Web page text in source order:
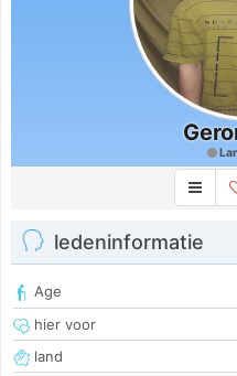
ledeninformatie
Age
hier voor
land